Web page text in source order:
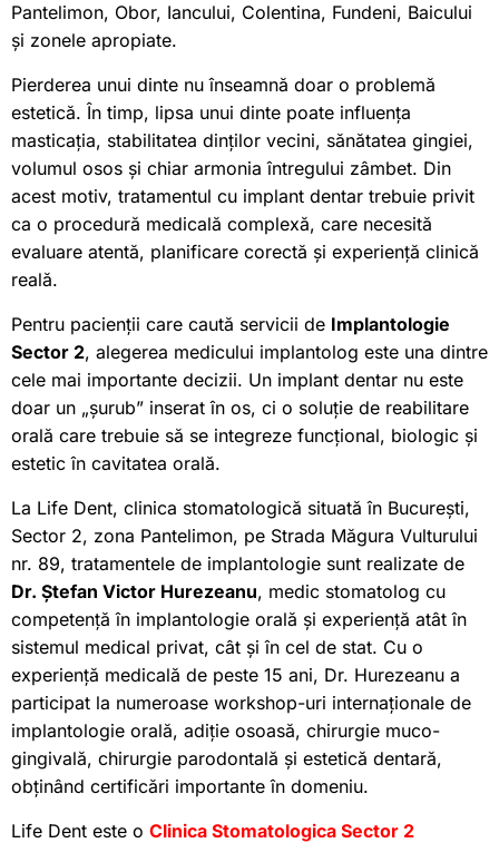
Pantelimon, Obor, Iancului, Colentina, Fundeni, Baicului
și zonele apropiate.
Pierderea unui dinte nu înseamnă doar o problemă
estetică. În timp, lipsa unui dinte poate influența
masticația, stabilitatea dinților vecini, sănătatea gingiei,
volumul osos și chiar armonia întregului zâmbet. Din
acest motiv, tratamentul cu implant dentar trebuie privit
ca o procedură medicală complexă, care necesită
evaluare atentă, planificare corectă și experiență clinică
reală.
Pentru pacienții care caută servicii de Implantologie
Sector 2, alegerea medicului implantolog este una dintre
cele mai importante decizii. Un implant dentar nu este
doar un „șurub” inserat în os, ci o soluție de reabilitare
orală care trebuie să se integreze funcțional, biologic și
estetic în cavitatea orală.
La Life Dent, clinica stomatologică situată în București,
Sector 2, zona Pantelimon, pe Strada Măgura Vulturului
nr. 89, tratamentele de implantologie sunt realizate de
Dr. Ștefan Victor Hurezeanu, medic stomatolog cu
competență în implantologie orală și experiență atât în
sistemul medical privat, cât și în cel de stat. Cu o
experiență medicală de peste 15 ani, Dr. Hurezeanu a
participat la numeroase workshop-uri internaționale de
implantologie orală, adiție osoasă, chirurgie muco-
gingivală, chirurgie parodontală și estetică dentară,
obținând certificări importante în domeniu.
Life Dent este o Clinica Stomatologica Sector 2